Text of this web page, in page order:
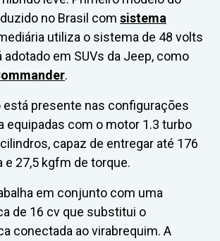
no Brasil com sistema
utiliza o sistema de 48 volts
adotado em SUVs da Jeep, como
.
está presente nas configurações
equipadas com o motor 1.3 turbo
capaz de entregar até 176
e 27,5 kgfm de torque.
em conjunto com uma
de 16 cv que substitui o
conectada ao virabrequim. A